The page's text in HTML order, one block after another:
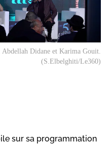
Abdellah Didane et Karima Gouit.
(S.Elbelghiti/Le360)
sur sa programmation